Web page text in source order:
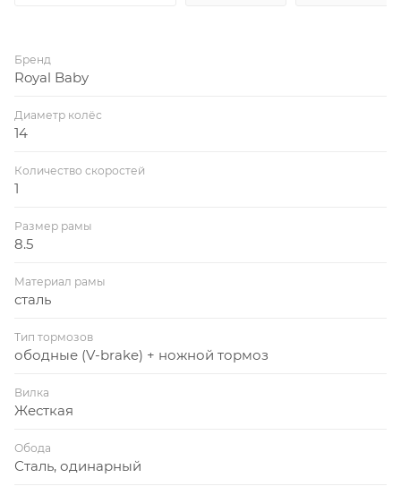
Бренд
Royal Baby
Диаметр колёс
14
Количество скоростей
1
Размер рамы
8.5
Материал рамы
сталь
Тип тормозов
ободные (V-brake) + ножной тормоз
Вилка
Жесткая
Обода
Сталь, одинарный